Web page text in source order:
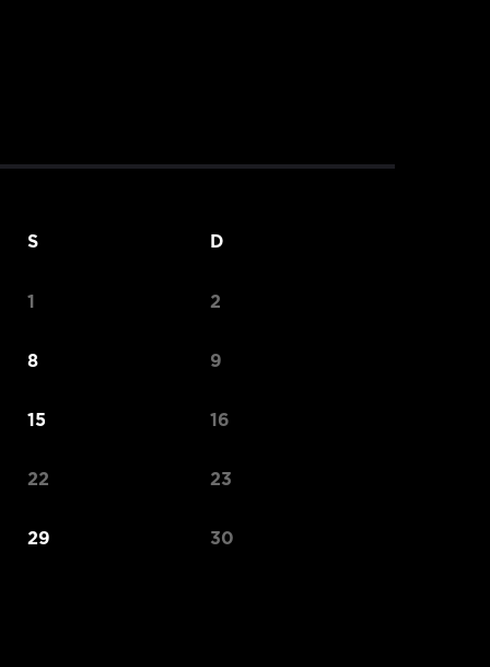
S D
1 2
8 9
15 16
22 23
29 30